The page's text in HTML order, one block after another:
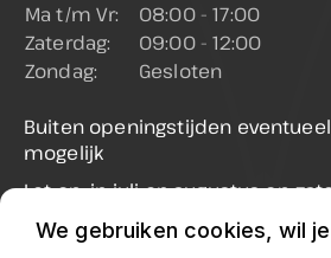
Ma t/m Vr:
08:00 - 17:00
Zaterdag:
09:00 - 12:00
Zondag:
Gesloten
Buiten openingstijden
mogelijk
Let op: in juli en augustus op
(enkel op afspraak geopend)
We gebruiken cookies, wil